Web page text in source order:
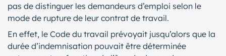
pas de distinguer les demandeurs d’emploi selon le
mode de rupture de leur contrat de travail.
En effet, le Code du travail prévoyait jusqu’alors que la
durée d’indemnisation pouvait être déterminée